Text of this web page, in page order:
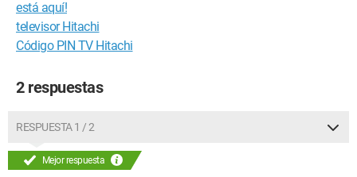
está aquí!
televisor Hitachi
Código PIN TV Hitachi
2 respuestas
RESPUESTA 1 / 2
Mejor respuesta